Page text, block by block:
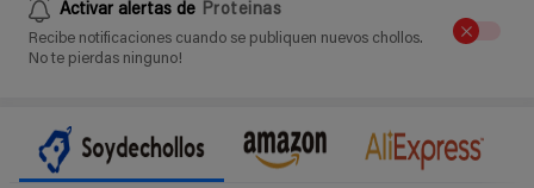
Activar alertas de Proteinas
Recibe notificaciones cuando se publiquen nuevos chollos.
No te pierdas ninguno!